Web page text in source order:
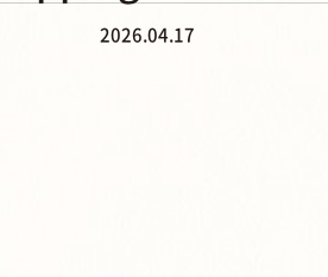
2026.04.17